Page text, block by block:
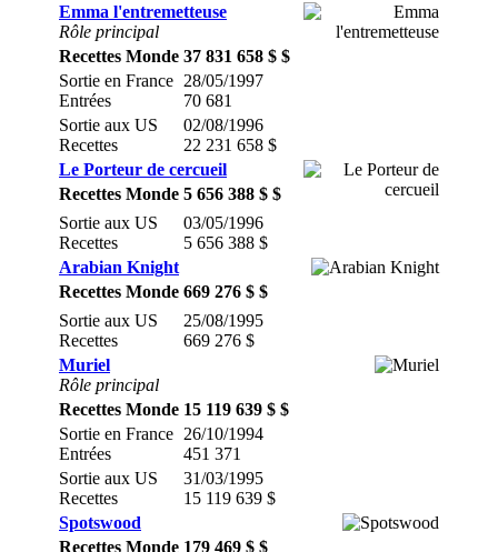
Emma l'entremetteuse
Rôle principal
Recettes Monde 37 831 658 $ $
Sortie en France
Entrées
28/05/1997
70 681
Sortie aux US
Recettes
02/08/1996
22 231 658 $
Le Porteur de cercueil
Recettes Monde 5 656 388 $ $
Sortie aux US
Recettes
03/05/1996
5 656 388 $
Arabian Knight
Recettes Monde 669 276 $ $
Sortie aux US
Recettes
25/08/1995
669 276 $
Muriel
Rôle principal
Recettes Monde 15 119 639 $ $
Sortie en France
Entrées
26/10/1994
451 371
Sortie aux US
Recettes
31/03/1995
15 119 639 $
Spotswood
Recettes Monde 179 469 $ $